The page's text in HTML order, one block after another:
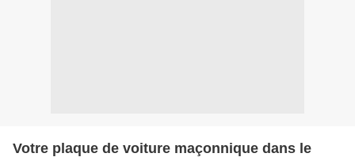
Votre plaque de voiture maçonnique dans le